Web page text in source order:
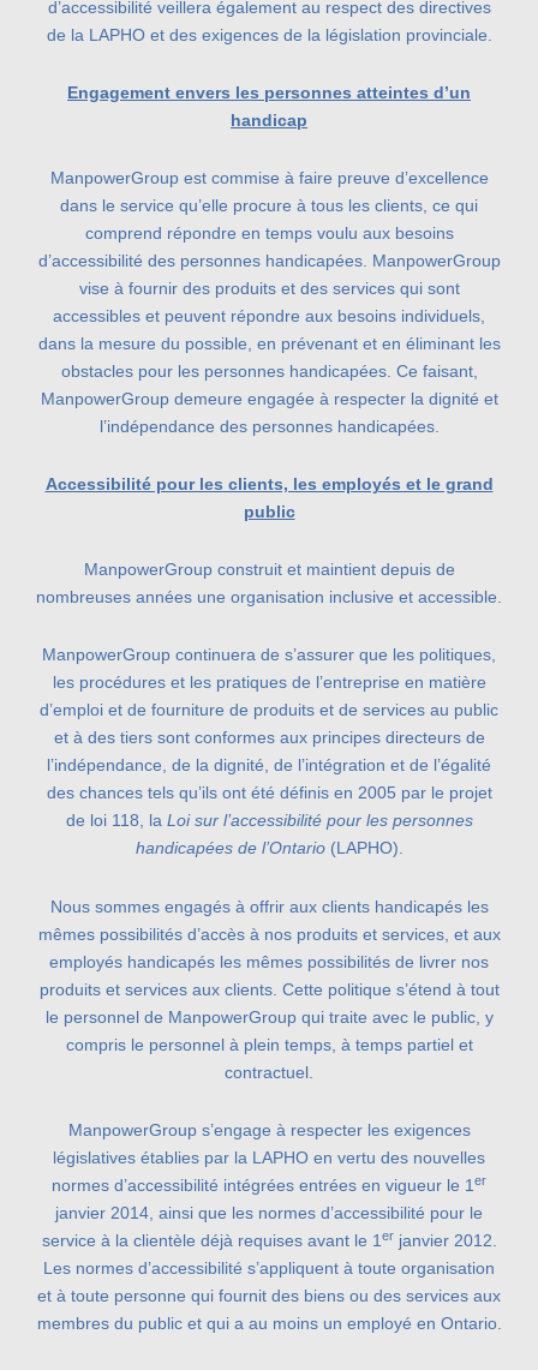
d’accessibilité veillera également au respect des directives
de la LAPHO et des exigences de la législation provinciale.
Engagement envers les personnes atteintes d’un
handicap
ManpowerGroup est commise à faire preuve d’excellence
dans le service qu’elle procure à tous les clients, ce qui
comprend répondre en temps voulu aux besoins
d’accessibilité des personnes handicapées. ManpowerGroup
vise à fournir des produits et des services qui sont
accessibles et peuvent répondre aux besoins individuels,
dans la mesure du possible, en prévenant et en éliminant les
obstacles pour les personnes handicapées. Ce faisant,
ManpowerGroup demeure engagée à respecter la dignité et
l’indépendance des personnes handicapées.
Accessibilité pour les clients, les employés et le grand
public
ManpowerGroup construit et maintient depuis de
nombreuses années une organisation inclusive et accessible.
ManpowerGroup continuera de s’assurer que les politiques,
les procédures et les pratiques de l’entreprise en matière
d’emploi et de fourniture de produits et de services au public
et à des tiers sont conformes aux principes directeurs de
l’indépendance, de la dignité, de l’intégration et de l’égalité
des chances tels qu’ils ont été définis en 2005 par le projet
de loi 118, la Loi sur l’accessibilité pour les personnes
handicapées de l’Ontario(LAPHO).
Nous sommes engagés à offrir aux clients handicapés les
mêmes possibilités d’accès à nos produits et services, et aux
employés handicapés les mêmes possibilités de livrer nos
produits et services aux clients. Cette politique s’étend à tout
le personnel de ManpowerGroup qui traite avec le public, y
compris le personnel à plein temps, à temps partiel et
contractuel.
ManpowerGroup s’engage à respecter les exigences
législatives établies par la LAPHO en vertu des nouvelles
normes d’accessibilité intégrées entrées en vigueur le 1 er
janvier 2014, ainsi que les normes d’accessibilité pour le
service à la clientèle déjà requises avant le 1 erjanvier 2012.
Les normes d’accessibilité s’appliquent à toute organisation
et à toute personne qui fournit des biens ou des services aux
membres du public et qui a au moins un employé en Ontario.